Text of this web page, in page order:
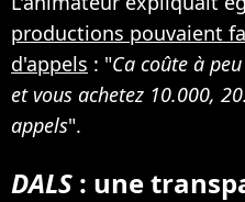
productions pouvaient
d'appels : "Ca coûte à
et vous achetez 10.000,
appels".
DALS : une